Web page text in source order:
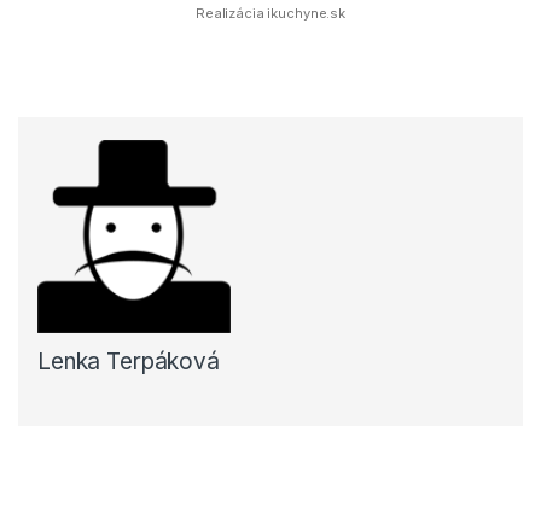
Realizácia ikuchyne.sk
Lenka Terpáková